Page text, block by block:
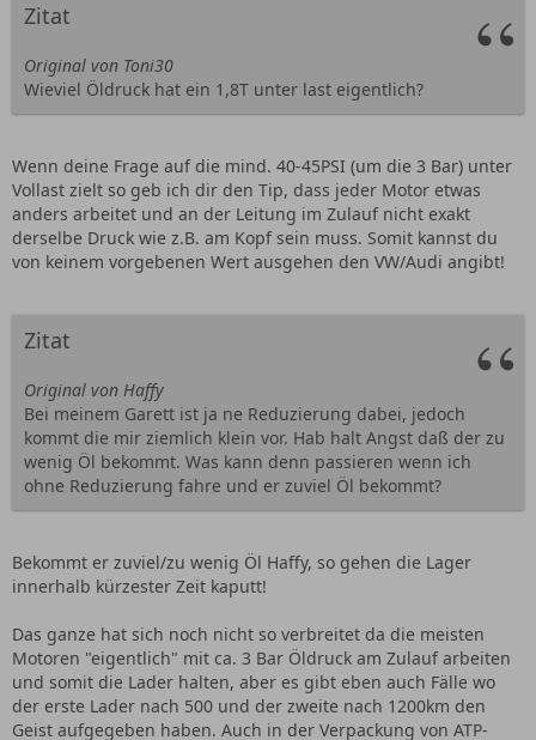
Zitat
Original von Toni30
Wieviel Öldruck hat ein 1,8T unter last eigentlich?
Wenn deine Frage auf die mind. 40-45PSI (um die 3 Bar) unter
Vollast zielt so geb ich dir den Tip, dass jeder Motor etwas
anders arbeitet und an der Leitung im Zulauf nicht exakt
derselbe Druck wie z.B. am Kopf sein muss. Somit kannst du
von keinem vorgebenen Wert ausgehen den VW/Audi angibt!
Zitat
Original von Haffy
Bei meinem Garett ist ja ne Reduzierung dabei, jedoch
kommt die mir ziemlich klein vor. Hab halt Angst daß der zu
wenig Öl bekommt. Was kann denn passieren wenn ich
ohne Reduzierung fahre und er zuviel Öl bekommt?
Bekommt er zuviel/zu wenig Öl Haffy, so gehen die Lager
innerhalb kürzester Zeit kaputt!
Das ganze hat sich noch nicht so verbreitet da die meisten
Motoren "eigentlich" mit ca. 3 Bar Öldruck am Zulauf arbeiten
und somit die Lader halten, aber es gibt eben auch Fälle wo
der erste Lader nach 500 und der zweite nach 1200km den
Geist aufgegeben haben. Auch in der Verpackung von ATP-